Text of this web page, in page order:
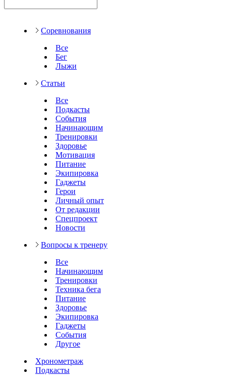
Соревнования
Все
Бег
Лыжи
Статьи
Все
Подкасты
События
Начинающим
Тренировки
Здоровье
Мотивация
Питание
Экипировка
Гаджеты
Герои
Личный опыт
От редакции
Спецпроект
Новости
Вопросы к тренеру
Все
Начинающим
Тренировки
Техника бега
Питание
Здоровье
Экипировка
Гаджеты
События
Другое
Хронометраж
Подкасты